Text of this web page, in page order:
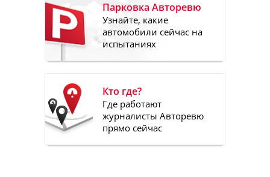
Парковка Авторевю
Узнайте, какие
автомобили сейчас на
испытаниях
Кто где?
Где работают
журналисты Авторевю
прямо сейчас